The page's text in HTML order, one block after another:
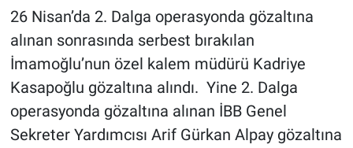
26 Nisan’da 2. Dalga operasyonda gözaltına
alınan sonrasında serbest bırakılan
İmamoğlu’nun özel kalem müdürü Kadriye
Kasapoğlu gözaltına alındı. Yine 2. Dalga
operasyonda gözaltına alınan İBB Genel
Sekreter Yardımcısı Arif Gürkan Alpay gözaltına
Kimdir
Koronavirüs
Kültür Sanat